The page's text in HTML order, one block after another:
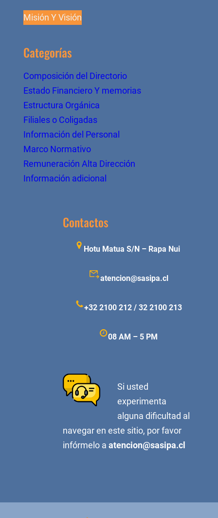
Misión Y Visión
Categorías
Composición del Directorio
Estado Financiero Y memorias
Estructura Orgánica
Filiales o Coligadas
Información del Personal
Marco Normativo
Remuneración Alta Dirección
Información adicional
Contactos
Hotu Matua S/N – Rapa Nui
atencion@sasipa.cl
+32 2100 212 / 32 2100 213
08 AM – 5 PM
Si usted
experimenta
alguna dificultad al
navegar en este sitio, por favor
infórmelo a atencion@sasipa.cl